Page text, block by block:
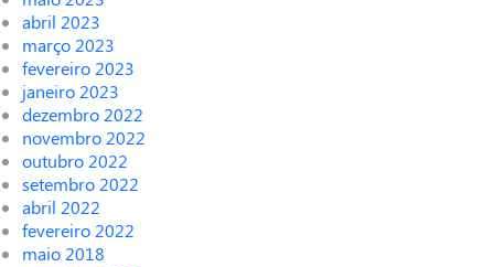
abril 2023
março 2023
fevereiro 2023
janeiro 2023
dezembro 2022
novembro 2022
outubro 2022
setembro 2022
abril 2022
fevereiro 2022
maio 2018